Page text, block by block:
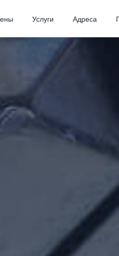
Услуги Адреса